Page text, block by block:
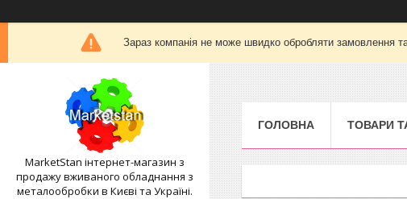
Зараз компанія не може швидко обробляти замовлення
MarketStan інтернет-магазин з
продажу вживаного обладнання з
металообробки в Києві та Україні.
ГОЛОВНА ТОВАРИ